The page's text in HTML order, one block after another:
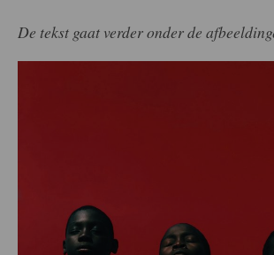
De tekst gaat verder onder de